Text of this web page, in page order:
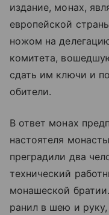
издание, монах,
европейской
ножом на
комитета,
сдать им ключи и
обители.
В ответ монах
настоятеля
преградили два
технический
монашеской
ранил в шею и